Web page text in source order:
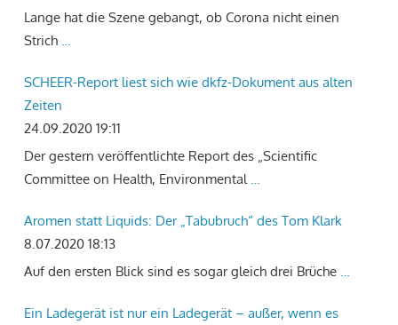
Lange hat die Szene gebangt, ob Corona nicht einen
Strich …
SCHEER-Report liest sich wie dkfz-Dokument aus alten
Zeiten
24.09.2020 19:11
Der gestern veröffentlichte Report des „Scientific
Committee on Health, Environmental …
Aromen statt Liquids: Der „Tabubruch“ des Tom Klark
8.07.2020 18:13
Auf den ersten Blick sind es sogar gleich drei Brüche …
Ein Ladegerät ist nur ein Ladegerät – außer, wenn es